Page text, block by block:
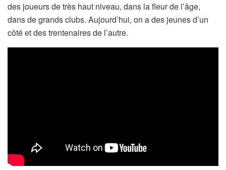
des joueurs de très haut niveau, dans la fleur de l’âge,
dans de grands clubs. Aujourd’hui, on a des jeunes d’un
côté et des trentenaires de l’autre.